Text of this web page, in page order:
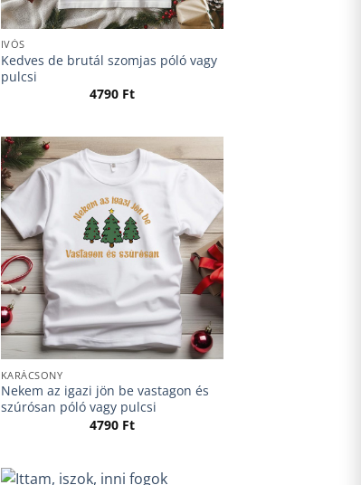
IVÓS
Kedves de brutál szomjas póló vagy
pulcsi
4790 Ft
KARÁCSONY
Nekem az igazi jön be vastagon és
szúrósan póló vagy pulcsi
4790 Ft